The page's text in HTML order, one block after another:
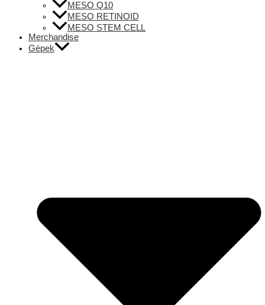
MESO Q10
MESO RETINOID
MESO STEM CELL
Merchandise
Gépek